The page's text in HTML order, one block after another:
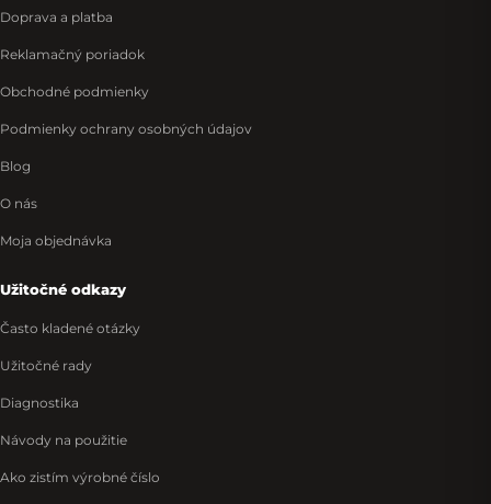
Doprava a platba
Reklamačný poriadok
Obchodné podmienky
Podmienky ochrany osobných údajov
Blog
O nás
Moja objednávka
Užitočné odkazy
Často kladené otázky
Užitočné rady
Diagnostika
Návody na použitie
Ako zistím výrobné číslo